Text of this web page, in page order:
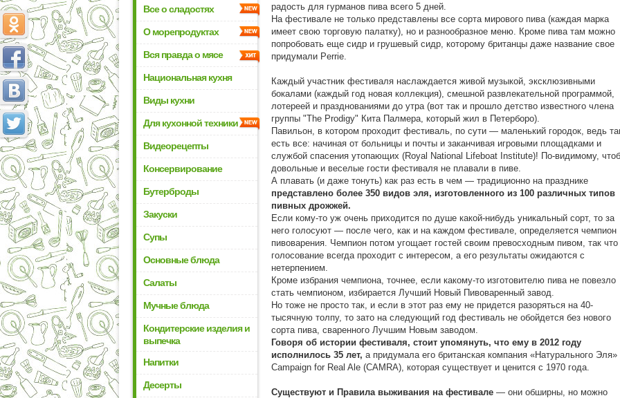
Все о сладостях
О морепродуктах
Вся правда о мясе
Национальная кухня
Виды кухни
Для кухонной техники
Видеорецепты
Консервирование
Бутерброды
Закуски
Супы
Основные блюда
Салаты
Мучные блюда
Кондитерские изделия и
выпечка
Напитки
Десерты
радость для гурманов пива всего 5 дней.
На фестивале не только представлены все сорта мирового пива (каждая марка
имеет свою торговую палатку), но и разнообразное меню. Кроме пива там можно
попробовать еще сидр и грушевый сидр, которому британцы даже название свое
придумали Perrie.
Каждый участник фестиваля наслаждается живой музыкой, эксклюзивными
бокалами (каждый год новая коллекция), смешной развлекательной программой,
лотереей и празднованиями до утра (вот так и прошло детство известного члена
группы "The Prodigy" Кита Палмера, который жил в Петерборо).
Павильон, в котором проходит фестиваль, по сути — маленький городок, ведь
есть все: начиная от больницы и почты и заканчивая игровыми площадками и
службой спасения утопающих (Royal National Lifeboat Institute)! По-видимому,
довольные и веселые гости фестиваля не плавали в пиве.
А плавать (и даже тонуть) как раз есть в чем — традиционно на празднике
представлено более 350 видов эля, изготовленного из 100 различных типов
пивных дрожжей.
Если кому-то уж очень приходится по душе какой-нибудь уникальный сорт, то за
него голосуют — после чего, как и на каждом фестивале, определяется чемпион
пивоварения. Чемпион потом угощает гостей своим превосходным пивом, так что
голосование всегда проходит с интересом, а его результаты ожидаются с
нетерпением.
Кроме избрания чемпиона, точнее, если какому-то изготовителю пива не повезло
стать чемпионом, избирается Лучший Новый Пивоваренный завод.
Но тоже не просто так, и если в этот раз ему не придется разоряться на 40-
тысячную толпу, то зато на следующий год фестиваль не обойдется без нового
сорта пива, сваренного Лучшим Новым заводом.
Говоря об истории фестиваля, стоит упомянуть, что ему в 2012 году
исполнилось 35 лет, а придумала его британская компания «Натурального
Campaign for Real Ale (CAMRA), которая существует и ценится с 1970 года.
Существуют и Правила выживания на фестивале — они обширны, но можно